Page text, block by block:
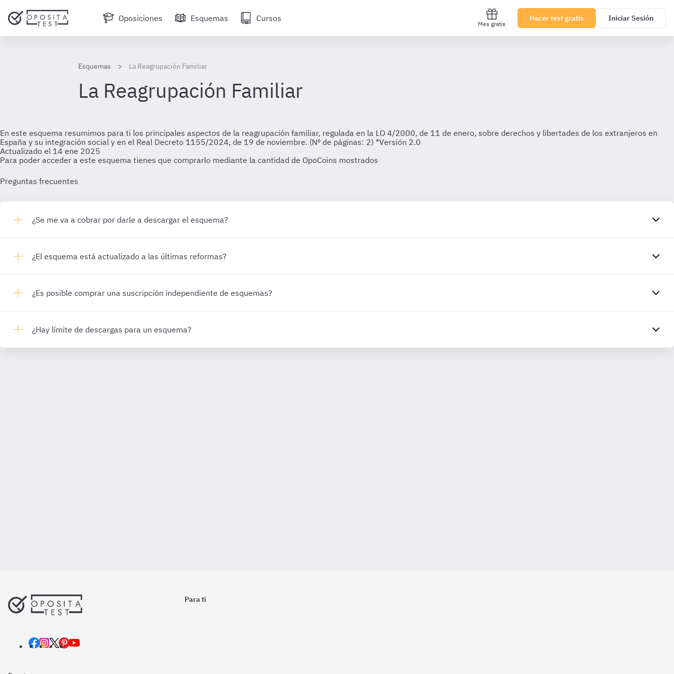
Oposiciones Esquemas Cursos
Mes gratis
Hacer test gratis Iniciar Sesión
Esquemas La Reagrupación Familiar
La Reagrupación Familiar
En este esquema resumimos para ti los principales aspectos de la reagrupación familiar, regulada en la LO 4/2000, de 11 de enero, sobre derechos y libertades de los extranjeros en
España y su integración social y en el Real Decreto 1155/2024, de 19 de noviembre. (Nº de páginas: 2) *Versión 2.0
Actualizado el 14 ene 2025
Para poder acceder a este esquema tienes que comprarlo mediante la cantidad de OpoCoins mostrados
Preguntas frecuentes
¿Se me va a cobrar por darle a descargar el esquema?
¿El esquema está actualizado a las últimas reformas?
¿Es posible comprar una suscripción independiente de esquemas?
¿Hay límite de descargas para un esquema?
Para ti